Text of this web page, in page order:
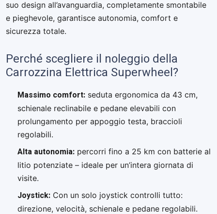
suo design all’avanguardia, completamente smontabile
e pieghevole, garantisce autonomia, comfort e
sicurezza totale.
Perché scegliere il noleggio della
Carrozzina Elettrica Superwheel?
Massimo comfort: seduta ergonomica da 43 cm,
schienale reclinabile e pedane elevabili con
prolungamento per appoggio testa, braccioli
regolabili.
Alta autonomia: percorri fino a 25 km con batterie al
litio potenziate – ideale per un’intera giornata di
visite.
Joystick: Con un solo joystick controlli tutto:
direzione, velocità, schienale e pedane regolabili.